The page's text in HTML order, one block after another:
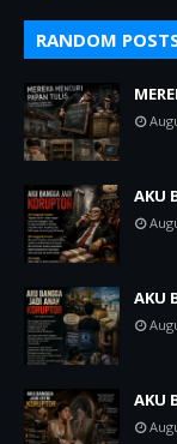
RANDOM
AKU
AKU
AKU